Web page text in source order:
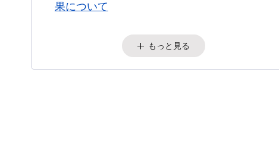
果について
もっと見る